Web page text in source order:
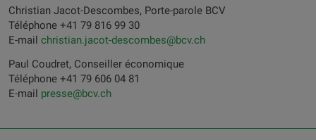
Christian Jacot-Descombes, Porte-parole BCV
Téléphone +41 79 816 99 30
E-mail christian.jacot-descombes@bcv.ch
Paul Coudret, Conseiller économique
Téléphone +41 79 606 04 81
E-mail presse@bcv.ch